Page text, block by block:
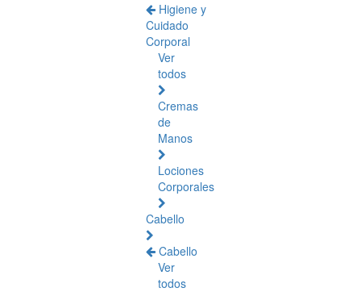
Higiene y
Cuidado
Corporal
Ver
todos
Cremas
de
Manos
Lociones
Corporales
Cabello
Cabello
Ver
todos